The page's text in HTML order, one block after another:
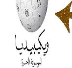
حيواني
من مادة
أو شديد
ويمتاز بكبر